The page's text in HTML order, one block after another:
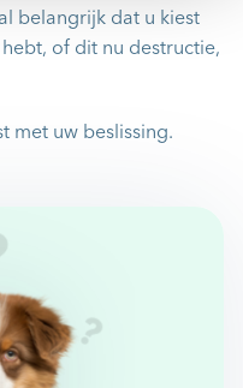
belangrijk dat u kiest
of dit nu destructie,
met uw beslissing.